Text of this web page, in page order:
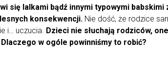
się lalkami bądź innymi typowymi
konsekwencji. Nie dość, że rodzice
i… uczucia. Dzieci nie słuchają rodziców,
Dlaczego w ogóle powinniśmy to robić?